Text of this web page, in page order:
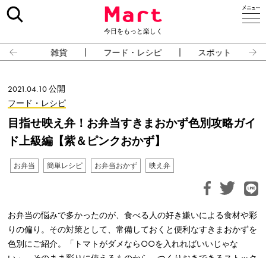
今日をもっと楽しく
雑貨 フード・レシピ スポット
2021.04.10 公開
フード・レシピ
目指せ映え弁！お弁当すきまおかず色別攻略ガイ
ド上級編【紫＆ピンクおかず】
お弁当 簡単レシピ お弁当おかず 映え弁
お弁当の悩みで多かったのが、食べる人の好き嫌いによる食材や彩
りの偏り。その対策として、常備しておくと便利なすきまおかずを
色別にご紹介。「トマトがダメなら○○を入れればいいじゃな